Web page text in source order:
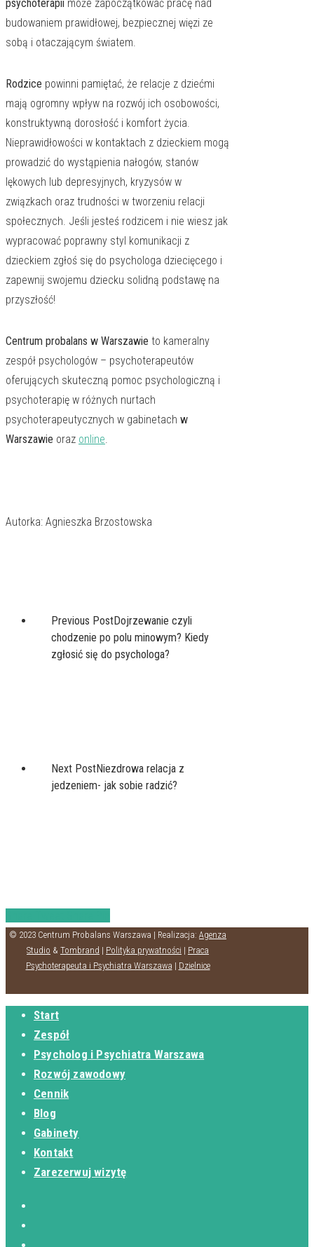
psychoterapii może zapoczątkować pracę nad
budowaniem prawidłowej, bezpiecznej więzi ze
sobą i otaczającym światem.
Rodzice powinni pamiętać, że relacje z dziećmi
mają ogromny wpływ na rozwój ich osobowości,
konstruktywną dorosłość i komfort życia.
Nieprawidłowości w kontaktach z dzieckiem mogą
prowadzić do wystąpienia nałogów, stanów
lękowych lub depresyjnych, kryzysów w
związkach oraz trudności w tworzeniu relacji
społecznych. Jeśli jesteś rodzicem i nie wiesz jak
wypracować poprawny styl komunikacji z
dzieckiem zgłoś się do psychologa dziecięcego i
zapewnij swojemu dziecku solidną podstawę na
przyszłość!
Centrum probalans w Warszawie to kameralny
zespół psychologów – psychoterapeutów
oferujących skuteczną pomoc psychologiczną i
psychoterapię w różnych nurtach
psychoterapeutycznych w gabinetach w
Warszawie oraz online.
Autorka: Agnieszka Brzostowska
Previous PostDojrzewanie czyli
chodzenie po polu minowym? Kiedy
zgłosić się do psychologa?
Next PostNiezdrowa relacja z
jedzeniem- jak sobie radzić?
© 2023 Centrum Probalans Warszawa | Realizacja: Agenza
Studio & Tombrand | Polityka prywatności | Praca
Psychoterapeuta i Psychiatra Warszawa | Dzielnice
Start
Zespół
Psycholog i Psychiatra Warszawa
Rozwój zawodowy
Cennik
Blog
Gabinety
Kontakt
Zarezerwuj wizytę